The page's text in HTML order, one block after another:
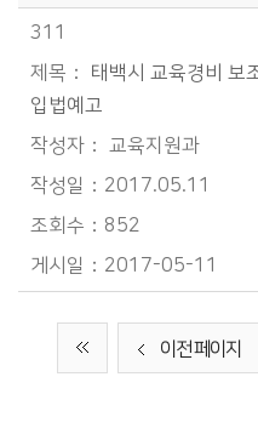
311
태백시 교육경비 보
입법예고
교육지원과
2017.05.11
852
2017-05-11
이전 페이지